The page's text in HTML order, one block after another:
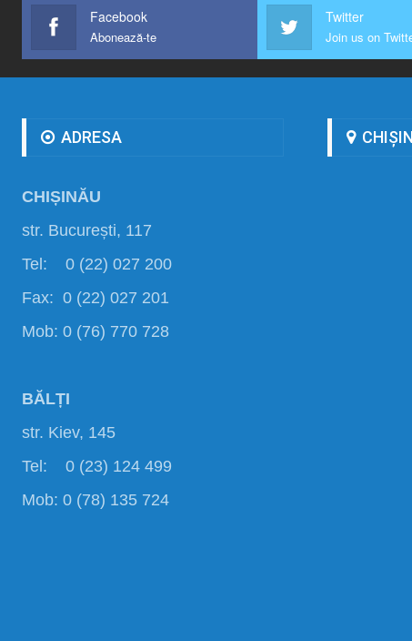
Facebook
Abonează-te
Twitter
Join us on
ADRESA
CHIȘINĂU
str. București, 117
Tel: 0 (22) 027 200
Fax: 0 (22) 027 201
Mob: 0 (76) 770 728
BĂLȚI
str. Kiev, 145
Tel: 0 (23) 124 499
Mob: 0 (78) 135 724